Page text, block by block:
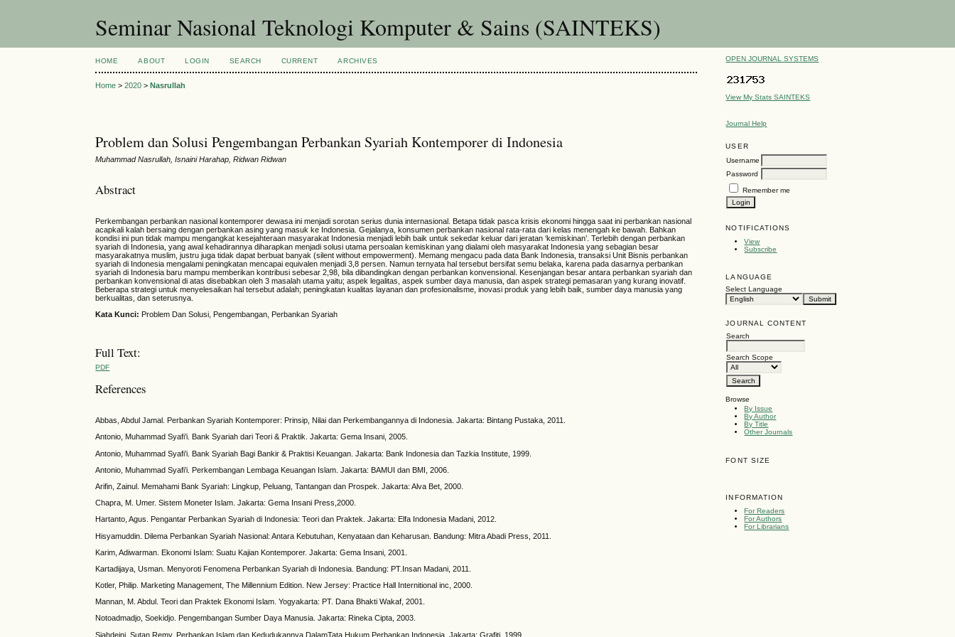
Seminar Nasional Teknologi Komputer & Sains (SAINTEKS)
OPEN JOURNAL SYSTEMS
View My Stats SAINTEKS
Journal Help
USER
Username
Password
Remember me
NOTIFICATIONS
View
Subscribe
LANGUAGE
Select Language
JOURNAL CONTENT
Search
Search Scope
Browse
By Issue
By Author
By Title
Other Journals
FONT SIZE
INFORMATION
For Readers
For Authors
For Librarians
HOME ABOUT LOGIN SEARCH CURRENT ARCHIVES
Home >2020 >Nasrullah
Problem dan Solusi Pengembangan Perbankan Syariah Kontemporer di Indonesia
Muhammad Nasrullah, Isnaini Harahap, Ridwan Ridwan
Abstract
Perkembangan perbankan nasional kontemporer dewasa ini menjadi sorotan serius dunia internasional. Betapa tidak pasca krisis ekonomi hingga saat ini perbankan nasional
acapkali kalah bersaing dengan perbankan asing yang masuk ke Indonesia. Gejalanya, konsumen perbankan nasional rata-rata dari kelas menengah ke bawah. Bahkan
kondisi ini pun tidak mampu mengangkat kesejahteraan masyarakat Indonesia menjadi lebih baik untuk sekedar keluar dari jeratan ‘kemiskinan’. Terlebih dengan perbankan
syariah di Indonesia, yang awal kehadirannya diharapkan menjadi solusi utama persoalan kemiskinan yang dialami oleh masyarakat Indonesia yang sebagian besar
masyarakatnya muslim, justru juga tidak dapat berbuat banyak (silent without empowerment). Memang mengacu pada data Bank Indonesia, transaksi Unit Bisnis perbankan
syariah di Indonesia mengalami peningkatan mencapai equivalen menjadi 3,8 persen. Namun ternyata hal tersebut bersifat semu belaka, karena pada dasarnya perbankan
syariah di Indonesia baru mampu memberikan kontribusi sebesar 2,98, bila dibandingkan dengan perbankan konvensional. Kesenjangan besar antara perbankan syariah dan
perbankan konvensional di atas disebabkan oleh 3 masalah utama yaitu; aspek legalitas, aspek sumber daya manusia, dan aspek strategi pemasaran yang kurang inovatif.
Beberapa strategi untuk menyelesaikan hal tersebut adalah; peningkatan kualitas layanan dan profesionalisme, inovasi produk yang lebih baik, sumber daya manusia yang
berkualitas, dan seterusnya.
Kata Kunci: Problem Dan Solusi, Pengembangan, Perbankan Syariah
Full Text:
PDF
References
Abbas, Abdul Jamal. Perbankan Syariah Kontemporer: Prinsip, Nilai dan Perkembangannya di Indonesia. Jakarta: Bintang Pustaka, 2011.
Antonio, Muhammad Syafi’i. Bank Syariah dari Teori & Praktik. Jakarta: Gema Insani, 2005.
Antonio, Muhammad Syafi’i. Bank Syariah Bagi Bankir & Praktisi Keuangan. Jakarta: Bank Indonesia dan Tazkia Institute, 1999.
Antonio, Muhammad Syafi’i. Perkembangan Lembaga Keuangan Islam. Jakarta: BAMUI dan BMI, 2006.
Arifin, Zainul. Memahami Bank Syariah: Lingkup, Peluang, Tantangan dan Prospek. Jakarta: Alva Bet, 2000.
Chapra, M. Umer. Sistem Moneter Islam. Jakarta: Gema Insani Press,2000.
Hartanto, Agus. Pengantar Perbankan Syariah di Indonesia: Teori dan Praktek. Jakarta: Elfa Indonesia Madani, 2012.
Hisyamuddin. Dilema Perbankan Syariah Nasional: Antara Kebutuhan, Kenyataan dan Keharusan. Bandung: Mitra Abadi Press, 2011.
Karim, Adiwarman. Ekonomi Islam: Suatu Kajian Kontemporer. Jakarta: Gema Insani, 2001.
Kartadijaya, Usman. Menyoroti Fenomena Perbankan Syariah di Indonesia. Bandung: PT.Insan Madani, 2011.
Kotler, Philip. Marketing Management, The Millennium Edition. New Jersey: Practice Hall Internitional inc, 2000.
Mannan, M. Abdul. Teori dan Praktek Ekonomi Islam. Yogyakarta: PT. Dana Bhakti Wakaf, 2001.
Notoadmadjo, Soekidjo. Pengembangan Sumber Daya Manusia. Jakarta: Rineka Cipta, 2003.
Sjahdeini, Sutan Remy. Perbankan Islam dan Kedudukannya DalamTata Hukum Perbankan Indonesia. Jakarta: Grafiti, 1999.